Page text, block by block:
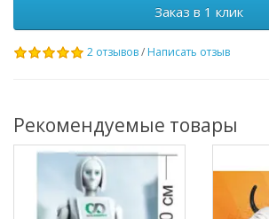
Заказ в 1 клик
2 отзывов/ Написать отзыв
Рекомендуемые товары